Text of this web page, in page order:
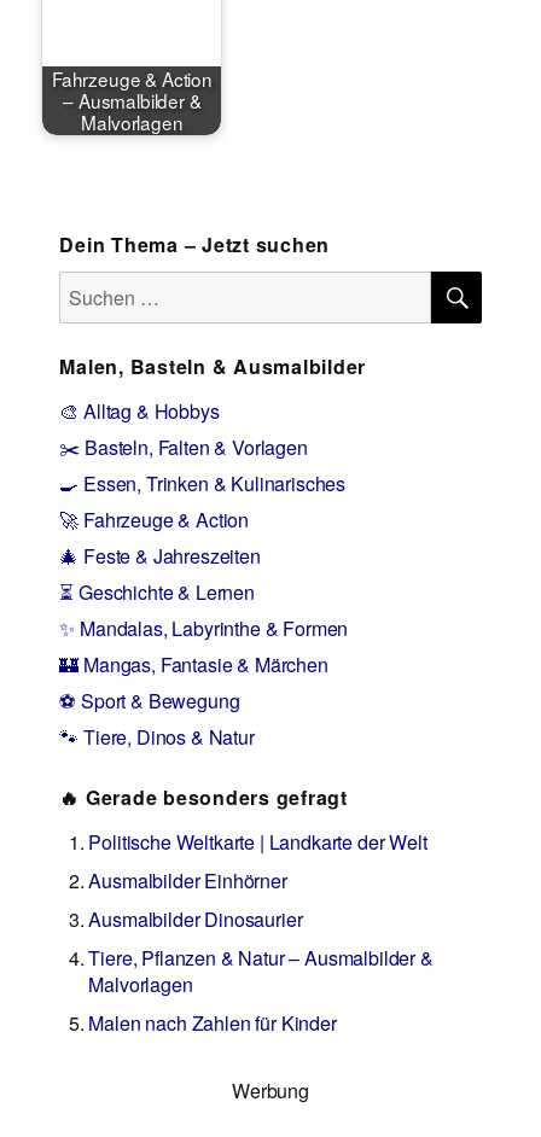
Fahrzeuge & Action
– Ausmalbilder &
Malvorlagen
Dein Thema – Jetzt suchen
Suchen
nach:
Malen, Basteln & Ausmalbilder
🎨 Alltag & Hobbys
✂️ Basteln, Falten & Vorlagen
🍳 Essen, Trinken & Kulinarisches
🚀 Fahrzeuge & Action
🎄 Feste & Jahreszeiten
⏳ Geschichte & Lernen
✨ Mandalas, Labyrinthe & Formen
🏰 Mangas, Fantasie & Märchen
⚽ Sport & Bewegung
🐾 Tiere, Dinos & Natur
🔥 Gerade besonders gefragt
Politische Weltkarte | Landkarte der Welt
Ausmalbilder Einhörner
Ausmalbilder Dinosaurier
Tiere, Pflanzen & Natur – Ausmalbilder &
Malvorlagen
Malen nach Zahlen für Kinder
Werbung